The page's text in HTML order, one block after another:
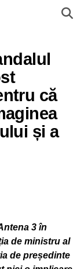
că
și a
3 în
de ministru al
de președinte